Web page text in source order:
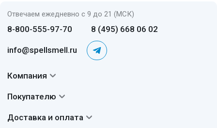
Отвечаем ежедневно с 9 до 21 (МСК)
8-800-555-97-70 8 (495) 668 06 02
info@spellsmell.ru
Компания
Авторы
Покупателю
Доставка и оплата